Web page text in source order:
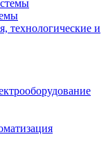
технологические и